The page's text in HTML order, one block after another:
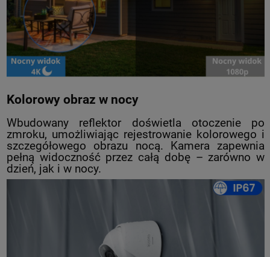
Kolorowy obraz w nocy
Wbudowany reflektor doświetla otoczenie po
zmroku, umożliwiając rejestrowanie kolorowego i
szczegółowego obrazu nocą. Kamera zapewnia
pełną widoczność przez całą dobę – zarówno w
dzień, jak i w nocy.